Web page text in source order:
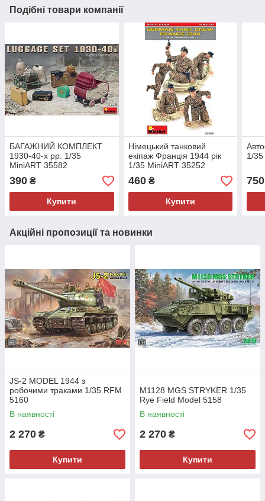
Подібні товари компанії
БАГАЖНИЙ КОМПЛЕКТ
1930-40-х рр. 1/35
MiniART 35582
390 ₴
Купити
Німецький танковий
екіпаж Франція 1944 рік
1/35 MiniART 35252
460₴
Купити
1/
750
Акційні пропозиції та новинки
JS-2 MODEL 1944 з
робочими траками 1/35 RFM
5160
В наявності
2 270 ₴
Купити
M1128 MGS STRYKER 1/35
Rye Field Model 5158
В наявності
2 270 ₴
Купити